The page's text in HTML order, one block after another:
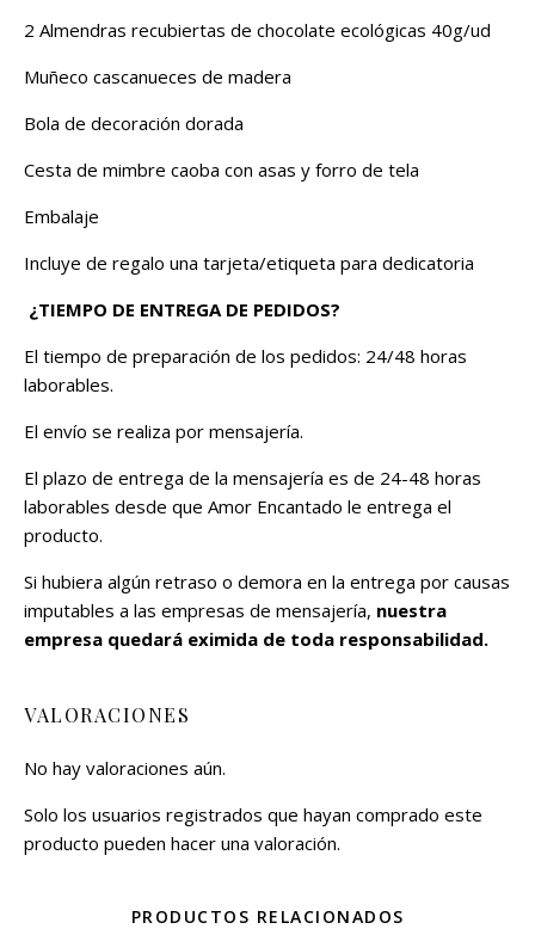
2 Almendras recubiertas de chocolate ecológicas 40g/ud
Muñeco cascanueces de madera
Bola de decoración dorada
Cesta de mimbre caoba con asas y forro de tela
Embalaje
Incluye de regalo una tarjeta/etiqueta para dedicatoria
¿TIEMPO DE ENTREGA DE PEDIDOS?
El tiempo de preparación de los pedidos: 24/48 horas
laborables.
El envío se realiza por mensajería.
El plazo de entrega de la mensajería es de 24-48 horas
laborables desde que Amor Encantado le entrega el
producto.
Si hubiera algún retraso o demora en la entrega por causas
imputables a las empresas de mensajería, nuestra
empresa quedará eximida de toda responsabilidad.
VALORACIONES
No hay valoraciones aún.
Solo los usuarios registrados que hayan comprado este
producto pueden hacer una valoración.
PRODUCTOS RELACIONADOS